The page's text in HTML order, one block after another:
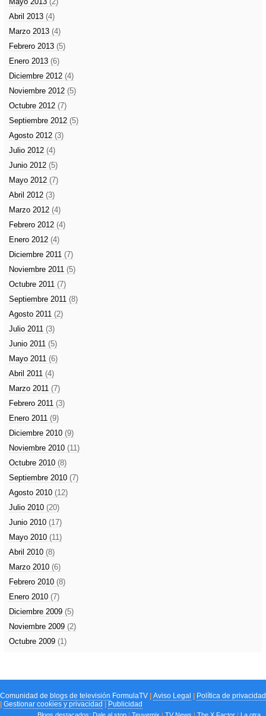
Abril 2013 (4)
Marzo 2013 (4)
Febrero 2013 (5)
Enero 2013 (6)
Diciembre 2012 (4)
Noviembre 2012 (5)
Octubre 2012 (7)
Septiembre 2012 (5)
Agosto 2012 (3)
Julio 2012 (4)
Junio 2012 (5)
Mayo 2012 (7)
Abril 2012 (3)
Marzo 2012 (4)
Febrero 2012 (4)
Enero 2012 (4)
Diciembre 2011 (7)
Noviembre 2011 (5)
Octubre 2011 (7)
Septiembre 2011 (8)
Agosto 2011 (2)
Julio 2011 (3)
Junio 2011 (5)
Mayo 2011 (6)
Abril 2011 (4)
Marzo 2011 (7)
Febrero 2011 (3)
Enero 2011 (9)
Diciembre 2010 (9)
Noviembre 2010 (11)
Octubre 2010 (8)
Septiembre 2010 (7)
Agosto 2010 (12)
Julio 2010 (20)
Junio 2010 (17)
Mayo 2010 (11)
Abril 2010 (8)
Marzo 2010 (6)
Febrero 2010 (8)
Enero 2010 (7)
Diciembre 2009 (5)
Noviembre 2009 (2)
Octubre 2009 (1)
Comunidad de blogs de televisión FormulaTV Aviso Legal
Política de privacidad
Gestionar cookies y privacidad Publicidad